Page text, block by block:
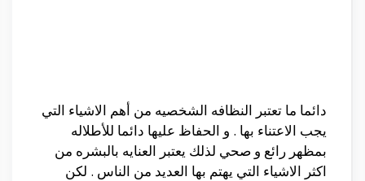
دائما ما تعتبر النظافه الشخصيه من أهم الاشياء التي
يجب الاعتناء بها . و الحفاظ عليها دائما للأطلاله
بمظهر رائع و صحي لذلك يعتبر العنايه بالبشره من
اكثر الاشياء التي يهتم بها العديد من الناس . لكن